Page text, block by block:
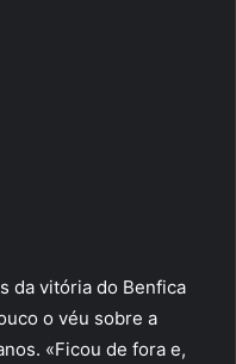
da vitória do Benfica
o véu sobre a
«Ficou de fora e,